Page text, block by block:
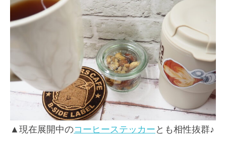
▲現在展開中のコーヒーステッカーとも相性抜群♪